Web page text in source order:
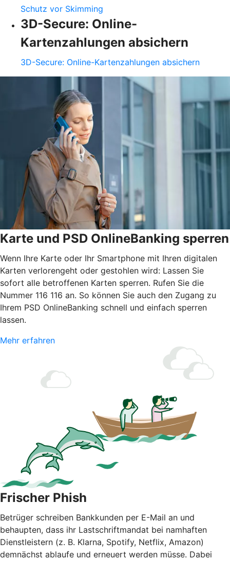
Schutz vor Skimming
3D-Secure: Online-
Kartenzahlungen absichern
3D-Secure: Online-Kartenzahlungen absichern
Karte und PSD OnlineBanking sperren
Wenn Ihre Karte oder Ihr Smartphone mit Ihren digitalen
Karten verlorengeht oder gestohlen wird: Lassen Sie
sofort alle betroffenen Karten sperren. Rufen Sie die
Nummer 116 116 an. So können Sie auch den Zugang zu
Ihrem PSD OnlineBanking schnell und einfach sperren
lassen.
Mehr erfahren
Frischer Phish
Betrüger schreiben Bankkunden per E-Mail an und
behaupten, dass ihr Lastschriftmandat bei namhaften
Dienstleistern (z. B. Klarna, Spotify, Netflix, Amazon)
demnächst ablaufe und erneuert werden müsse. Dabei